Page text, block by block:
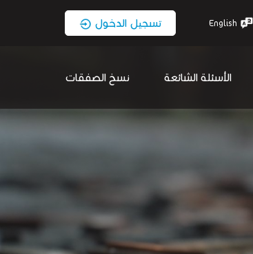
English تسجيل الدخول
الأسئلة الشائعة نسخ الصفقات